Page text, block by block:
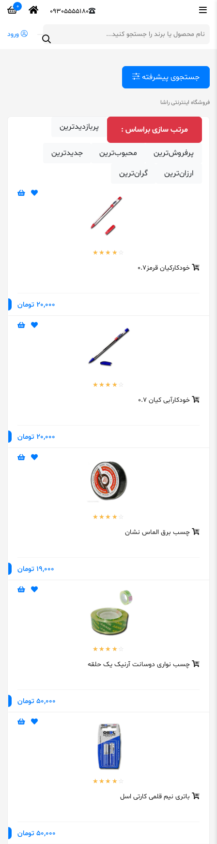
09305555180
0
ورود
جستجوی پیشرفته
فروشگاه اینترنتی راشا
مرتب‌ سازی براساس : پربازدیدترین
پرفروش‌ترین محبوب‌ترین
‌جدیدترین
ارزان‌ترین
گران‌ترین
خودکارکیان قرمز0.7
20,000 تومان
خودکارآبی کیان 0.7
20,000 تومان
چسب برق الماس نشان
19,000 تومان
چسب نواری دوسانت آرنیک یک حلقه
50,000 تومان
باتری نیم قلمی کارتی اسل
50,000 تومان